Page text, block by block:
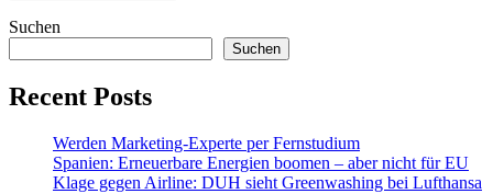
Suchen
Suchen
Recent Posts
Werden Marketing-Experte per Fernstudium
Spanien: Erneuerbare Energien boomen – aber nicht für EU
Klage gegen Airline: DUH sieht Greenwashing bei Lufthansa